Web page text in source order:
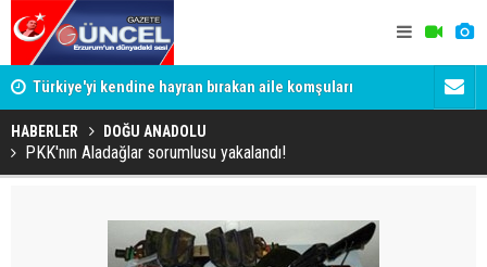
Türkiye'yi kendine hayran bırakan aile komşuları
tarafından dolandırılmış
Zam
HABERLER DOĞU ANADOLU
PKK'nın Aladağlar sorumlusu yakalandı!